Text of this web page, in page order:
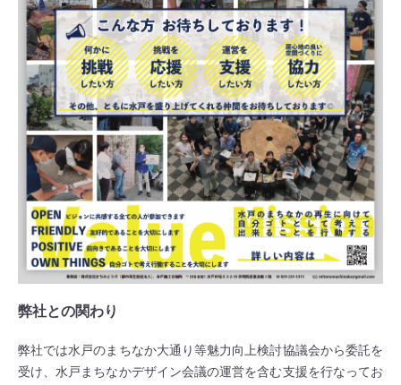
弊社との関わり
弊社では水戸のまちなか大通り等魅力向上検討協議会から委託を
受け、水戸まちなかデザイン会議の運営を含む支援を行なってお